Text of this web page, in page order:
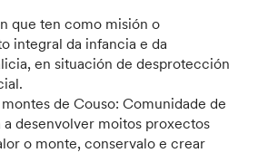
que ten como misión o
integral da infancia e da
en situación de desprotección
de Couso: Comunidade de
a desenvolver moitos proxectos
o monte, conservalo e crear